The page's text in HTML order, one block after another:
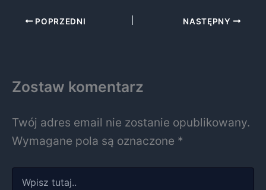
POPRZEDNI NASTĘPNY
Zostaw komentarz
Twój adres email nie zostanie opublikowany.
Wymagane pola są oznaczone *
tutaj..